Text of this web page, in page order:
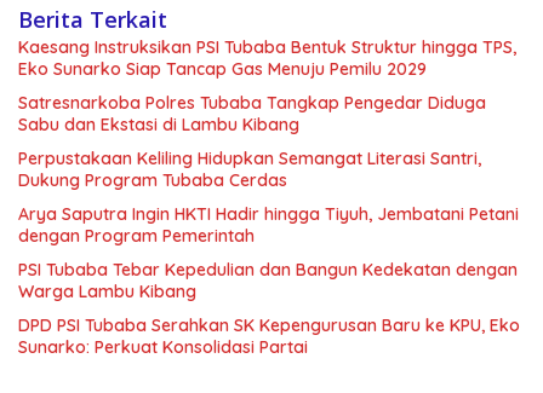
Berita Terkait
Kaesang Instruksikan PSI Tubaba Bentuk Struktur hingga TPS,
Eko Sunarko Siap Tancap Gas Menuju Pemilu 2029
Satresnarkoba Polres Tubaba Tangkap Pengedar Diduga
Sabu dan Ekstasi di Lambu Kibang
Perpustakaan Keliling Hidupkan Semangat Literasi Santri,
Dukung Program Tubaba Cerdas
Arya Saputra Ingin HKTI Hadir hingga Tiyuh, Jembatani Petani
dengan Program Pemerintah
PSI Tubaba Tebar Kepedulian dan Bangun Kedekatan dengan
Warga Lambu Kibang
DPD PSI Tubaba Serahkan SK Kepengurusan Baru ke KPU, Eko
Sunarko: Perkuat Konsolidasi Partai